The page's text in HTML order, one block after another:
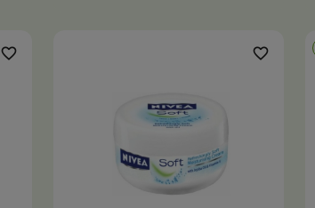
favorite_border favorite_border